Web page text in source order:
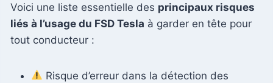
Voici une liste essentielle des principaux risques
liés à l’usage du FSD Tesla à garder en tête pour
tout conducteur :
Risque d’erreur dans la détection des